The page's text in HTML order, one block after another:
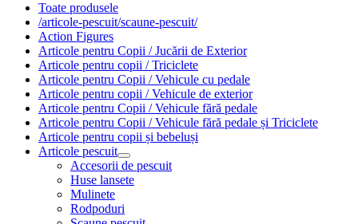
Toate produsele
/articole-pescuit/scaune-pescuit/
Action Figures
Articole pentru Copii / Jucării de Exterior
Articole pentru copii / Triciclete
Articole pentru Copii / Vehicule cu pedale
Articole pentru copii / Vehicule de exterior
Articole pentru Copii / Vehicule fără pedale
Articole pentru Copii / Vehicule fără pedale și Triciclete
Articole pentru copii și bebeluși
Articole pescuit
Accesorii de pescuit
Huse lansete
Mulinete
Rodpoduri